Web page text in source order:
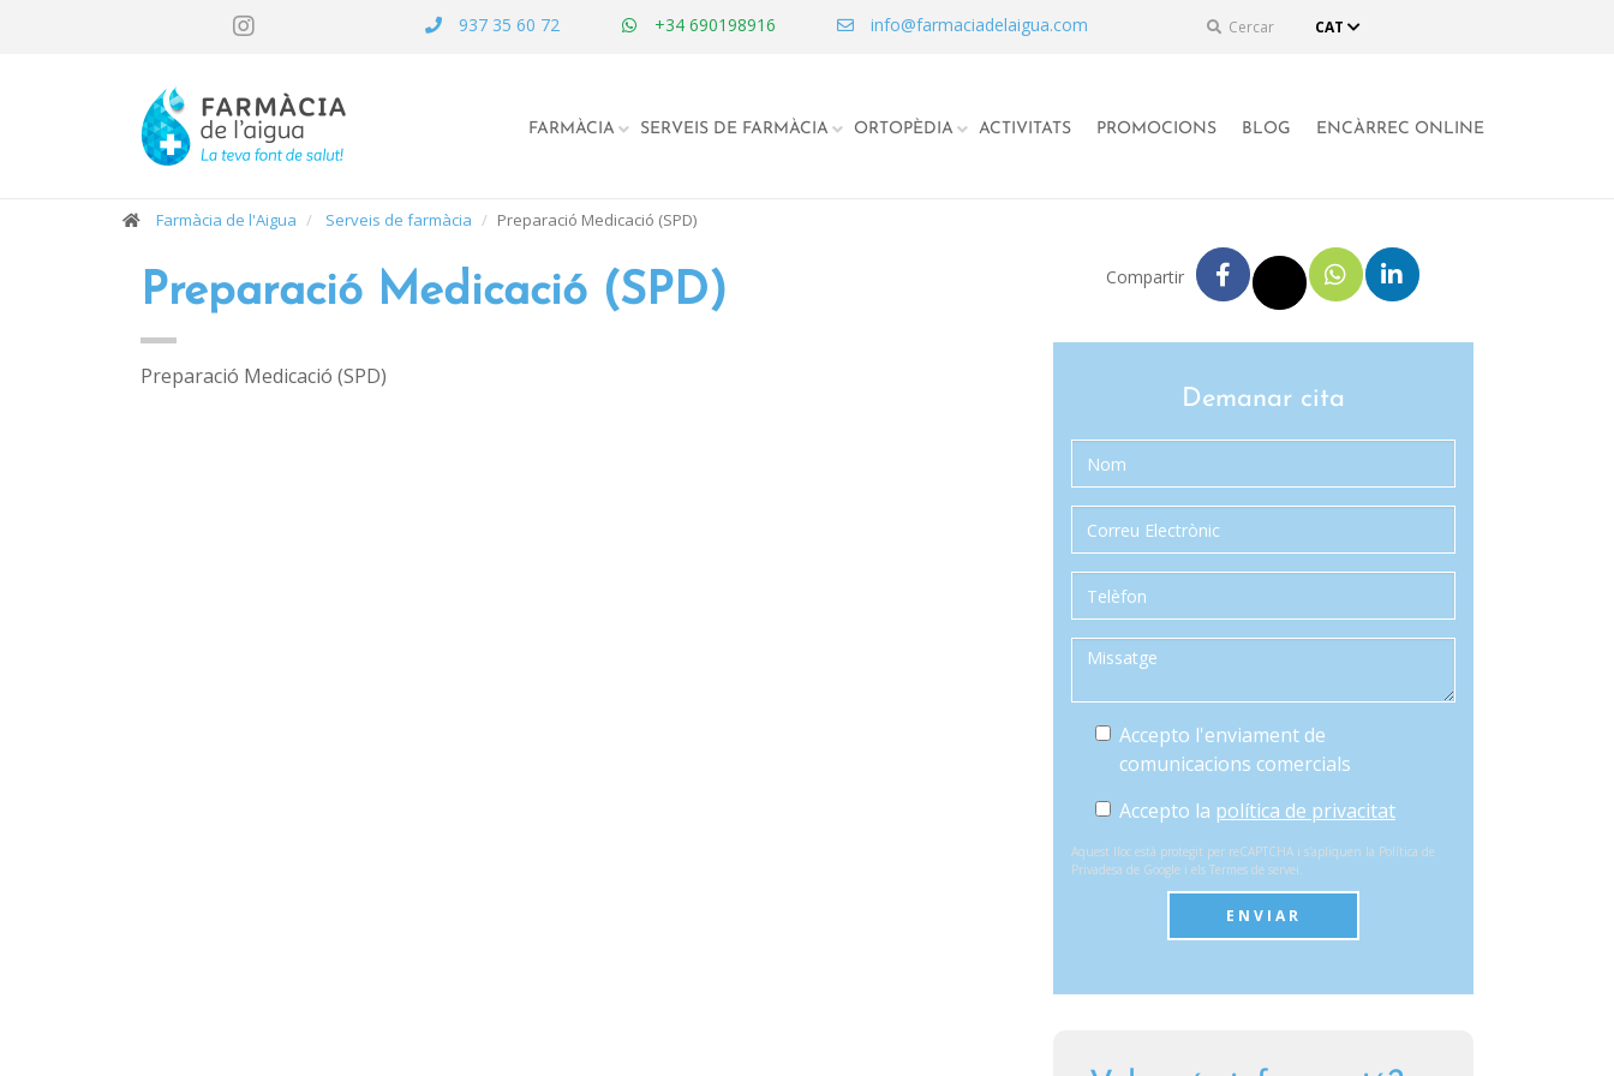
937 35 60 72 +34 690198916 info@farmaciadelaigua.com Cercar CAT
FARMÀCIA SERVEIS DE FARMÀCIA ORTOPÈDIA ACTIVITATS PROMOCIONS BLOG ENCÀRREC ONLINE
Farmàcia de l'Aigua Serveis de farmàcia Preparació Medicació (SPD)
Preparació Medicació (SPD)
Preparació Medicació (SPD)
Compartir
Demanar cita
Accepto l'enviament de
comunicacions comercials
Accepto la política de privacitat
Aquest lloc està protegit per reCAPTCHA i s'apliquen la Política de
Privadesa de Google i els Termes de servei.
ENVIAR